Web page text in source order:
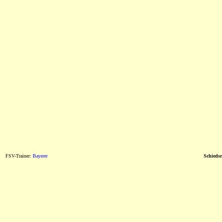
FSV-Trainer: Bayerer